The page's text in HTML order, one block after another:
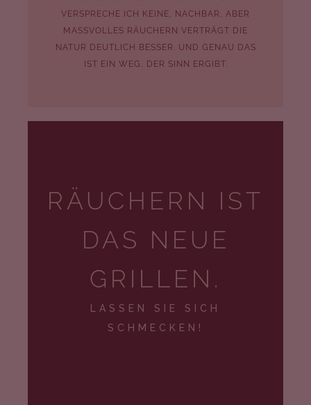
VERSPRECHE ICH KEINE, NACHBAR, ABER
MASSVOLLES RÄUCHERN VERTRÄGT DIE N
ATUR DEUTLICH BESSER. UND GENAU DAS I
ST EIN WEG, DER SINN ERGIBT.
RÄUCHERN IST
DAS NEUE
GRILLEN.
LASSEN SIE SICH
SCHMECKEN!